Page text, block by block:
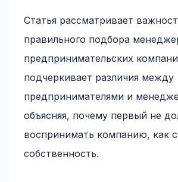
Статья рассматривает
правильного подбора
предпринимательских
подчеркивает различия между
предпринимателями и
объясняя, почему первый не
воспринимать компанию, как
собственность.